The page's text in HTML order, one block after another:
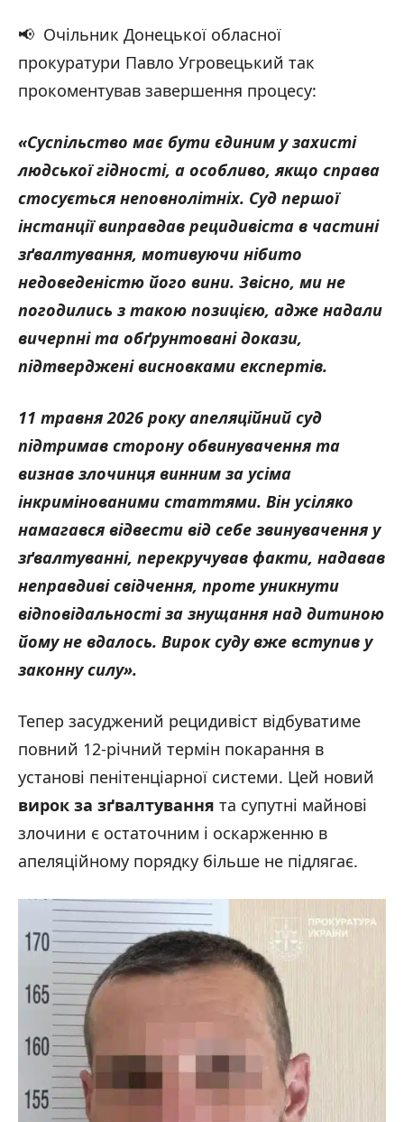
📢 Очільник Донецької обласної
прокуратури Павло Угровецький так
прокоментував завершення процесу:
«Суспільство має бути єдиним у захисті
людської гідності, а особливо, якщо справа
стосується неповнолітніх. Суд першої
інстанції виправдав рецидивіста в частині
зґвалтування, мотивуючи нібито
недоведеністю його вини. Звісно, ми не
погодились з такою позицією, адже надали
вичерпні та обґрунтовані докази,
підтверджені висновками експертів.
11 травня 2026 року апеляційний суд
підтримав сторону обвинувачення та
визнав злочинця винним за усіма
інкримінованими статтями. Він усіляко
намагався відвести від себе звинувачення у
зґвалтуванні, перекручував факти, надавав
неправдиві свідчення, проте уникнути
відповідальності за знущання над дитиною
йому не вдалось. Вирок суду вже вступив у
законну силу».
Тепер засуджений рецидивіст відбуватиме
повний 12-річний термін покарання в
установі пенітенціарної системи. Цей новий
вирок за зґвалтування та супутні майнові
злочини є остаточним і оскарженню в
апеляційному порядку більше не підлягає.